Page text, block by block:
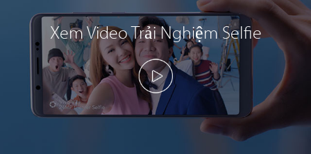
Xem Video Trải Nghiệm Selfie